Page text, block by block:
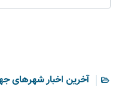
آخرین اخبار شهرهای